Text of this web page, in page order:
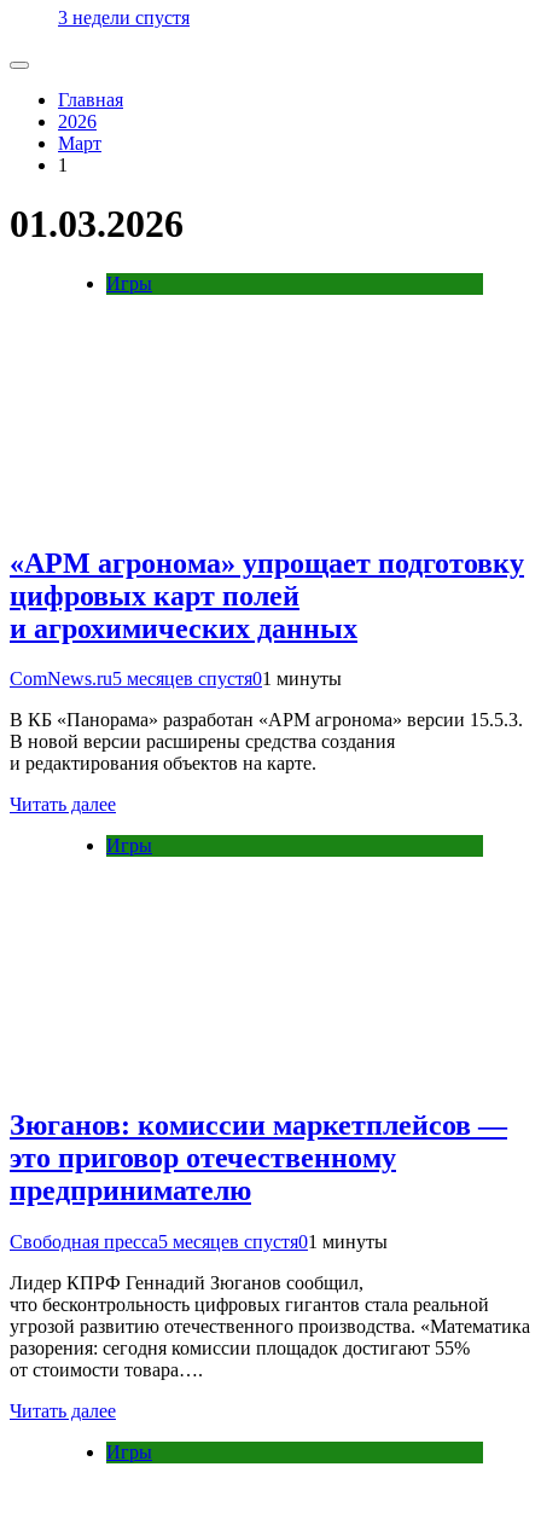
3 недели спустя
Главная
2026
Март
1
01.03.2026
Игры
«АРМ агронома» упрощает подготовку
цифровых карт полей
и агрохимических данных
ComNews.ru5 месяцев спустя01 минуты
В КБ «Панорама» разработан «АРМ агронома» версии 15.5.3.
В новой версии расширены средства создания
и редактирования объектов на карте.
Читать далее
Игры
Зюганов: комиссии маркетплейсов —
это приговор отечественному
предпринимателю
Свободная пресса5 месяцев спустя01 минуты
Лидер КПРФ Геннадий Зюганов сообщил,
что бесконтрольность цифровых гигантов стала реальной
угрозой развитию отечественного производства. «Математика
разорения: сегодня комиссии площадок достигают 55%
от стоимости товара….
Читать далее
Игры